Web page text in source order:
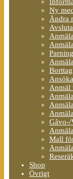
Ny
Ändra
Anmäl
Gåvo-/
Mall
Shop
Övrigt